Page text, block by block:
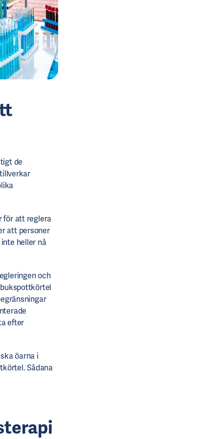
de
för att reglera
att personer
heller nå
och
efter
öarna i
Sådana